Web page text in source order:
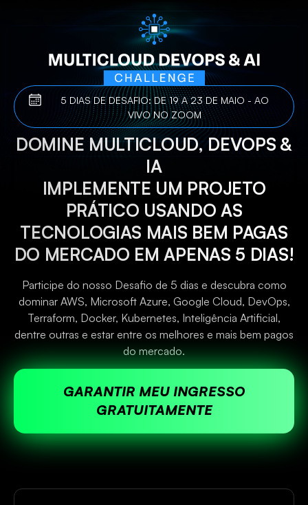
5 DIAS DE DESAFIO: DE 19 A 23 DE MAIO - AO
VIVO NO ZOOM
DOMINE MULTICLOUD, DEVOPS &
IA
IMPLEMENTE UM PROJETO
PRÁTICO USANDO AS
TECNOLOGIAS MAIS BEM PAGAS
DO MERCADO EM APENAS 5 DIAS!
Participe do nosso Desafio de 5 dias e descubra como
dominar AWS, Microsoft Azure, Google Cloud, DevOps,
Terraform, Docker, Kubernetes, Inteligência Artificial,
dentre outras e estar entre os melhores e mais bem pagos
do mercado.
GARANTIR MEU INGRESSO
GRATUITAMENTE